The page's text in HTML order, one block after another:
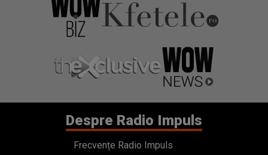
Despre Radio Impuls
Frecvențe Radio Impuls